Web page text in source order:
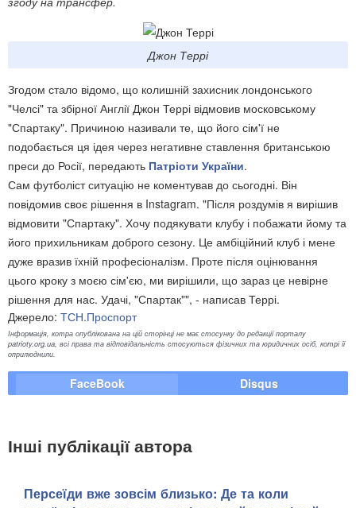
Джон Террі
Згодом стало відомо, що колишній захисник лондонського
"Челсі" та збірної Англії Джон Террі відмовив московському
"Спартаку". Причиною називали те, що його сім'ї не
подобається ця ідея через негативне ставлення британською
преси до Росії, передають Патріоти України.
Сам футболіст ситуацію не коментував до сьогодні. Він
повідомив своє рішення в Instagram. "Після роздумів я вирішив
відмовити "Спартаку". Хочу подякувати клубу і побажати йому та
його прихильникам доброго сезону. Це амбіційний клуб і мене
дуже вразив їхній професіоналізм. Проте після оцінювання
цього кроку з моєю сім'єю, ми вирішили, що зараз це невірне
рішення для нас. Удачі, "Спартак"", - написав Террі.
Джерело: ТСН.Проспорт
Інформація, котра опублікована на цій сторінці не має стосунку до редакції порталу
patrioty.org.ua, всі права та відповідальність стосуються фізичних та юридичних осіб, котрі її
оприлюднили.
FaceBook Disqus
Інші публікації автора
Персеїди вже зовсім близько: Де та коли